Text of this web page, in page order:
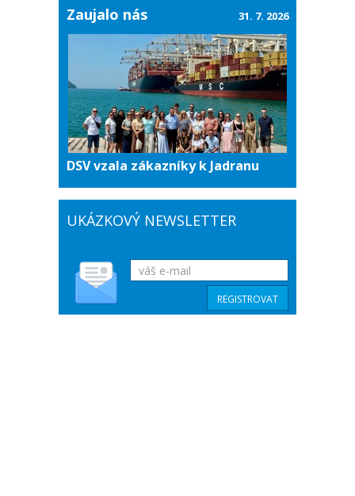
Zaujalo nás
DSV vzala zákazníky k Jadranu
31. 7. 2026
UKÁZKOVÝ NEWSLETTER